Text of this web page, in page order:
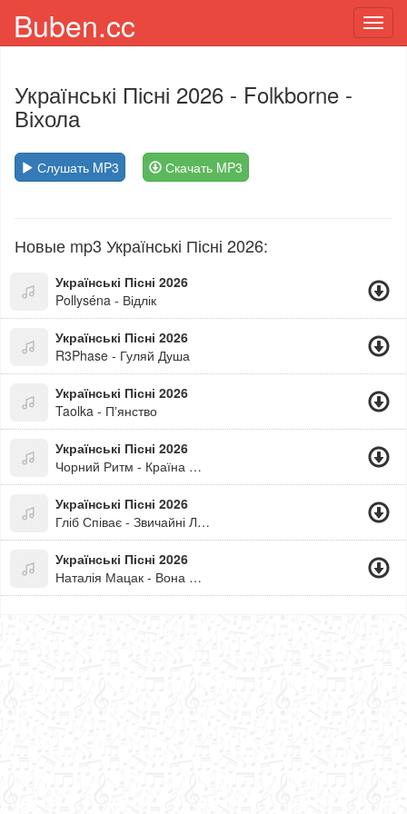
Buben.cc
Українські Пісні 2026 - Folkborne -
Віхола
Слушать MP3 Скачать MP3
Новые mp3 Українські Пісні 2026:
Українські Пісні 2026
Pollyséna - Відлік
Українські Пісні 2026
R3Phase - Гуляй Душа
Українські Пісні 2026
Taolka - Пʼянство
Українські Пісні 2026
Чорний Ритм - Країна На Мінімалках
Українські Пісні 2026
Гліб Співає - Звичайні Люди
Українські Пісні 2026
Наталія Мацак - Вона Не Писала, І Він Не Писав